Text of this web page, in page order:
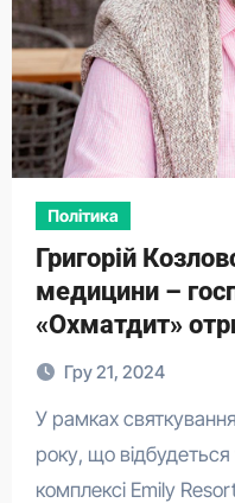
Політика
Григорій
медицини –
«Охматдит»
допомоги
Гру 21, 2024
У рамках святкування прийдешнього Нового
року, що
комплексі Emily